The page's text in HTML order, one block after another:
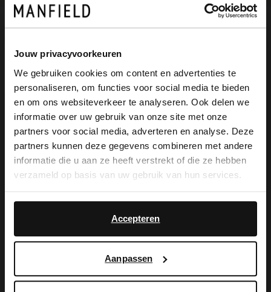
Jouw privacyvoorkeuren
We gebruiken cookies om content en advertenties te
personaliseren, om functies voor social media te bieden
en om ons websiteverkeer te analyseren. Ook delen we
informatie over uw gebruik van onze site met onze
partners voor social media, adverteren en analyse. Deze
partners kunnen deze gegevens combineren met andere
informatie die u aan ze heeft verstrekt of die ze hebben
verzameld op basis van uw gebruik van hun services.
Accepteren
Aanpassen
Zwarte leren plateau sandalen met
gespsluiting van Manfield. De sandalen
hebben een plateau van 2 cm, we
adviseren als verzorging en bescherming
de Collonil Carbon Pro.
Alles over dit product
Maattabel
×
View this website in English?
It looks like your language isn't Dutch. Would
you like to switch to English?
English